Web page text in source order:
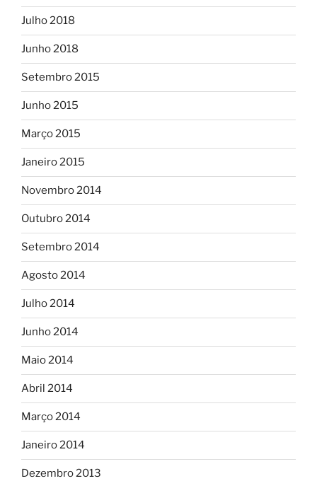
Julho 2018
Junho 2018
Setembro 2015
Junho 2015
Março 2015
Janeiro 2015
Novembro 2014
Outubro 2014
Setembro 2014
Agosto 2014
Julho 2014
Junho 2014
Maio 2014
Abril 2014
Março 2014
Janeiro 2014
Dezembro 2013